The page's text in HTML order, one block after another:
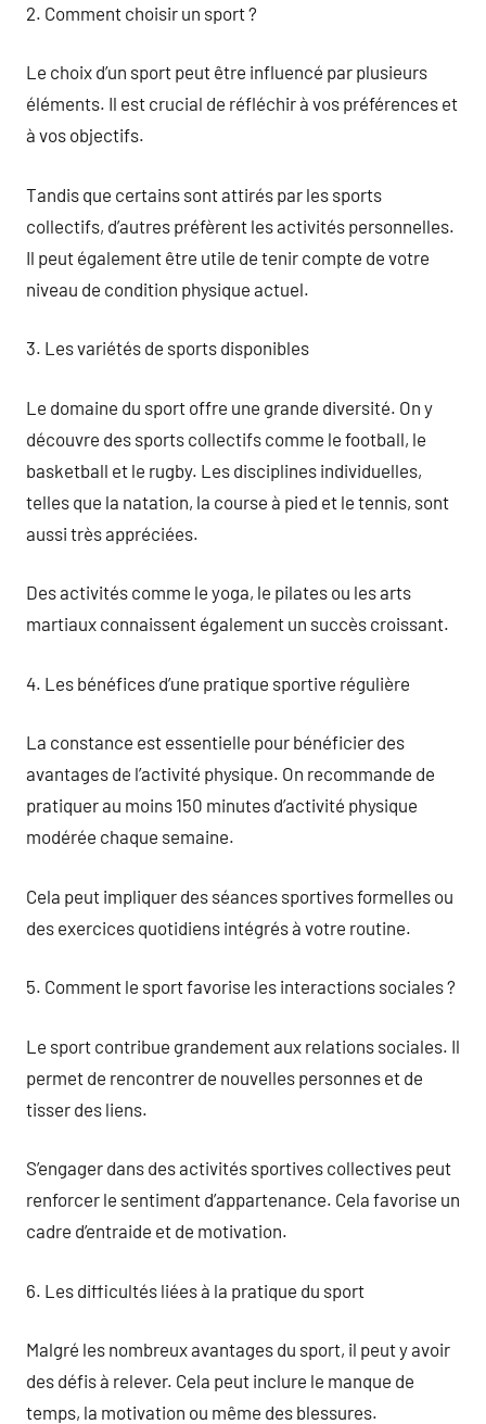
2. Comment choisir un sport ?
Le choix d’un sport peut être influencé par plusieurs
éléments. Il est crucial de réfléchir à vos préférences et
à vos objectifs.
Tandis que certains sont attirés par les sports
collectifs, d’autres préfèrent les activités personnelles.
Il peut également être utile de tenir compte de votre
niveau de condition physique actuel.
3. Les variétés de sports disponibles
Le domaine du sport offre une grande diversité. On y
découvre des sports collectifs comme le football, le
basketball et le rugby. Les disciplines individuelles,
telles que la natation, la course à pied et le tennis, sont
aussi très appréciées.
Des activités comme le yoga, le pilates ou les arts
martiaux connaissent également un succès croissant.
4. Les bénéfices d’une pratique sportive régulière
La constance est essentielle pour bénéficier des
avantages de l’activité physique. On recommande de
pratiquer au moins 150 minutes d’activité physique
modérée chaque semaine.
Cela peut impliquer des séances sportives formelles ou
des exercices quotidiens intégrés à votre routine.
5. Comment le sport favorise les interactions sociales ?
Le sport contribue grandement aux relations sociales. Il
permet de rencontrer de nouvelles personnes et de
tisser des liens.
S’engager dans des activités sportives collectives peut
renforcer le sentiment d’appartenance. Cela favorise un
cadre d’entraide et de motivation.
6. Les difficultés liées à la pratique du sport
Malgré les nombreux avantages du sport, il peut y avoir
des défis à relever. Cela peut inclure le manque de
temps, la motivation ou même des blessures.